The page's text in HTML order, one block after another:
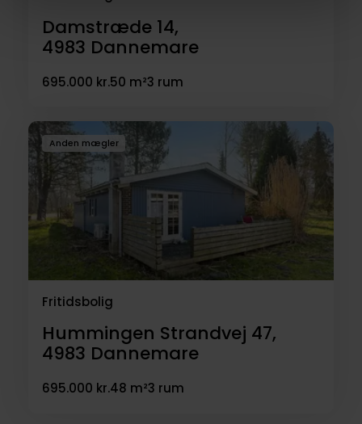
Damstræde 14,
4983 Dannemare
695.000 kr.50 m²3 rum
Anden mægler
Fritidsbolig
Hummingen Strandvej 47,
4983 Dannemare
695.000 kr.48 m²3 rum